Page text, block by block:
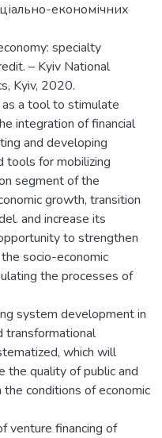
економічних
specialty
– Kyiv National
Kyiv, 2020.
a tool to stimulate
integration of financial
and developing
tools for mobilizing
segment of the
growth, transition
and increase its
to strengthen
socio-economic
the processes of
system development in
transformational
which will
the quality of public and
conditions of economic
venture financing of